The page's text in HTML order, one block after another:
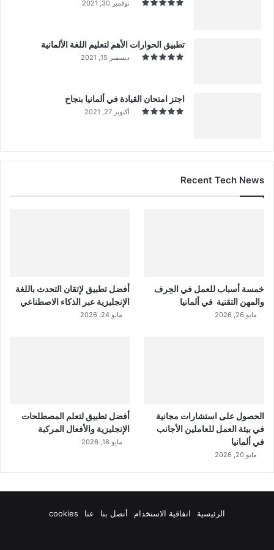
نوفمبر 30, 2021
تطبيق الحوارات الأهم لتعليم اللغة الألمانية
ديسمبر 15, 2021
اجتز امتحان القيادة في ألمانيا بنجاح
أكتوبر 27, 2021
Recent Tech News
خمسة أسباب للعمل في الحِرف
والمهن التقنية في ألمانيا
مايو 26, 2026
أفضل تطبيق لإتقان التحدث باللغة
الإنجليزية عبر الذكاء الاصطناعي
مايو 24, 2026
الحصول على استشارات مجانية
في بيئة العمل للعاملين الأجانب
في ألمانيا
مايو 20, 2026
أفضل تطبيق لتعلم المصطلحات
الإنجليزية والأفعال المركبة
مايو 18, 2026
الرئيسية اتفاقية الاستخدام أتصل بنا عنا cookies